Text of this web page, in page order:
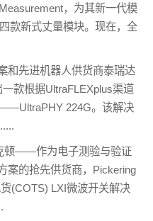
，为其新一代模
款新式丈量模块。现在，全
先进机器人供货商泰瑞达
款根据UltraFLEXplus渠道
224G。该解决
——作为电子测验与验证
案的抢先供货商，Pickering
(COTS) LXI微波开关解决